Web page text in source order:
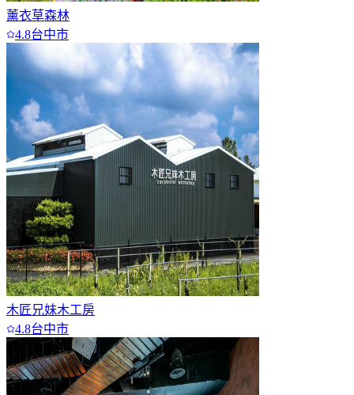
薰衣草森林
4.8台中市
木匠兄妹木工房
4.8台中市